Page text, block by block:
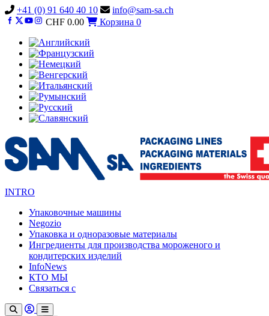
Vai
al
+41 (0) 91 640 40 10
info@sam-sa.ch
CHF 0.00 Корзина 0
INTRO
Упаковочные машины
Negozio
Упаковка и одноразовые материалы
Ингредиенты для производства мороженого и
кондитерских изделий
InfoNews
КТО МЫ
Связаться с